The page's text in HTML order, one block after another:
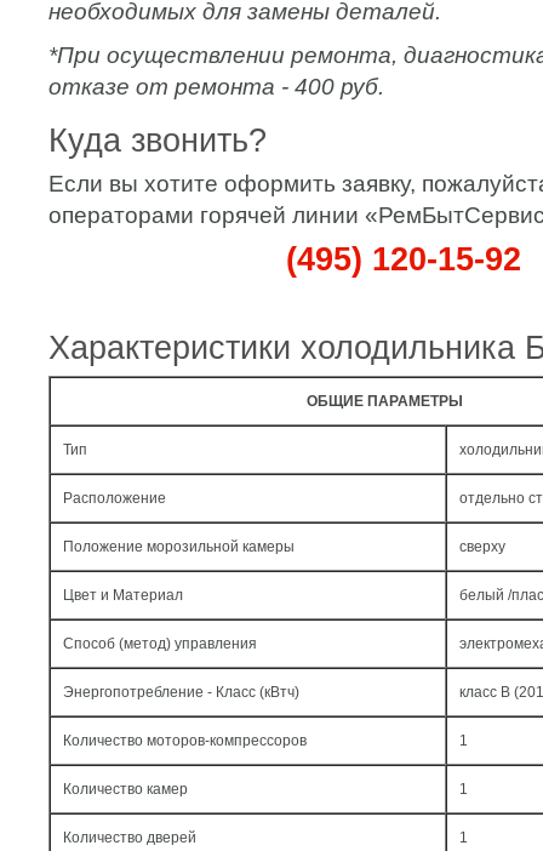
необходимых для замены деталей.
*При осуществлении ремонта,
отказе от ремонта - 400 руб.
Куда звонить?
Если вы хотите оформить заявку,
операторами горячей линии
(495) 120-15-92
Характеристики холодильника
ОБЩИЕ ПАРАМЕТРЫ
Тип
Расположение отдельно
Положение морозильной камеры сверху
Цвет и Материал белый /
Способ (метод) управления
Энергопотребление - Класс (кВтч) класс B
Количество моторов-компрессоров 1
Количество камер 1
Количество дверей 1